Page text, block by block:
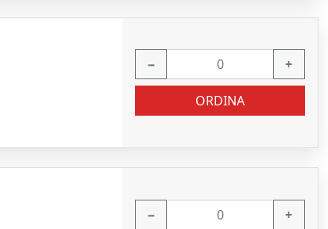
− +
ORDINA
− +